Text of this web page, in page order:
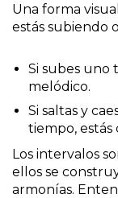
Una forma
estás subiendo
Si subes uno
melódico.
Si saltas y
tiempo,
Los intervalos
ellos se
armonías.